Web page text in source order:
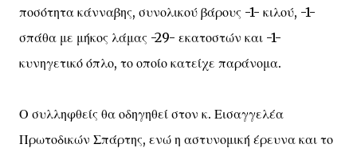
ποσότητα κάνναβης, συνολικού βάρους -1- κιλού, -1-
σπάθα με μήκος λάμας -29- εκατοστών και -1-
κυνηγετικό όπλο, το οποίο κατείχε παράνομα.
Ο συλληφθείς θα οδηγηθεί στον κ. Εισαγγελέα
Πρωτοδικών Σπάρτης, ενώ η αστυνομική έρευνα και το